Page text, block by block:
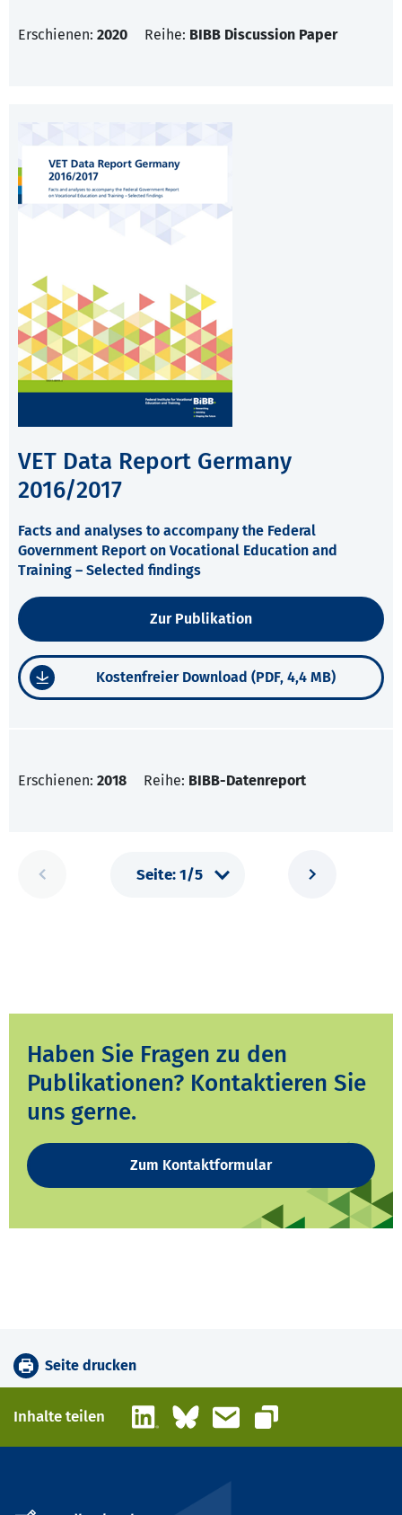
Erschienen: 2020 Reihe: BIBB Discussion Paper
VET Data Report Germany
2016/2017
Facts and analyses to accompany the Federal
Government Report on Vocational Education and
Training – Selected findings
Zur Publikation
Kostenfreier Download (PDF, 4,4 MB)
Erschienen: 2018 Reihe: BIBB-Datenreport
Haben Sie Fragen zu den
Publikationen? Kontaktieren Sie
uns gerne.
Zum Kontaktformular
Seite drucken
Inhalte teilen LinkedInBlueskyE-Mail
Link kopieren